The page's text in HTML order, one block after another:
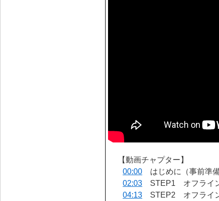
【動画チャプター】
00:00 はじめに（事前準
02:03 STEP1 オフライン
04:13 STEP2 オフライン